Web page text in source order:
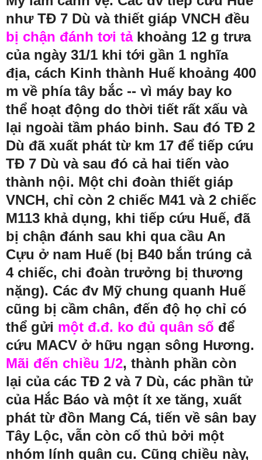
như TĐ 7 Dù và thiết giáp VNCH đều
bị chận đánh tơi tảkhoảng 12 g trưa
của ngày 31/1 khi tới gần 1 nghĩa
địa, cách Kinh thành Huế khoảng 400
m về phía tây bắc -- vì máy bay ko
thể hoạt động do thời tiết rất xấu và
lại ngoài tầm pháo binh. Sau đó TĐ 2
Dù đã xuất phát từ km 17 để tiếp cứu
TĐ 7 Dù và sau đó cả hai tiến vào
thành nội. Một chi đoàn thiết giáp
VNCH, chỉ còn 2 chiếc M41 và 2 chiếc
M113 khả dụng, khi tiếp cứu Huế, đã
bị chận đánh sau khi qua cầu An
Cựu ở nam Huế (bị B40 bắn trúng cả
4 chiếc, chi đoàn trưởng bị thương
nặng). Các đv Mỹ chung quanh Huế
cũng bị cầm chân, đến độ họ chỉ có
thể gửi một đ.đ. ko đủ quân số để
cứu MACV ở hữu ngạn sông Hương.
Mãi đến chiều 1/2, thành phần còn
lại của các TĐ 2 và 7 Dù, các phần tử
của Hắc Báo và một ít xe tăng, xuất
phát từ đồn Mang Cá, tiến về sân bay
Tây Lộc, vẫn còn cố thủ bởi một
nhóm lính quân cụ. Cũng chiều này,